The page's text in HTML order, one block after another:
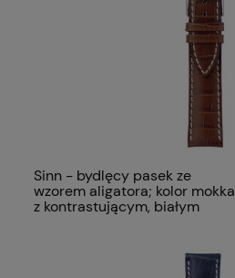
Sinn - bydlęcy pasek ze
wzorem aligatora; kolor mokka
z kontrastującym, białym